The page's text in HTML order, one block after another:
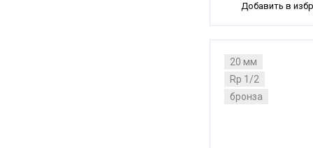
Добавить в
20 мм
Rp 1/2
бронза